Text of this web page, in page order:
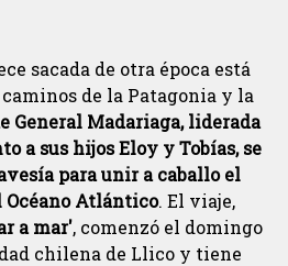
sacada de otra época está
de la Patagonia y la
General Madariaga, liderada
a sus hijos Eloy y Tobías, se
para unir a caballo el
Océano Atlántico. El viaje,
a mar', comenzó el domingo
chilena de Llico y tiene